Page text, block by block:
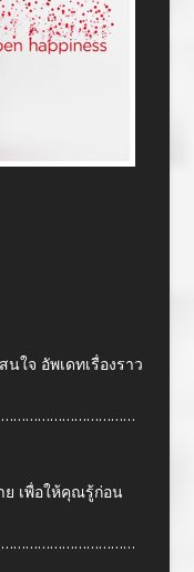
ใจ อัพเดทเรื่องราว
เพื่อให้คุณรู้ก่อน